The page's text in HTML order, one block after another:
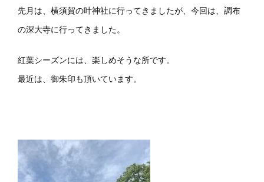
先月は、横須賀の叶神社に行ってきましたが、今回は、調布
の深大寺に行ってきました。
紅葉シーズンには、楽しめそうな所です。
最近は、御朱印も頂いています。